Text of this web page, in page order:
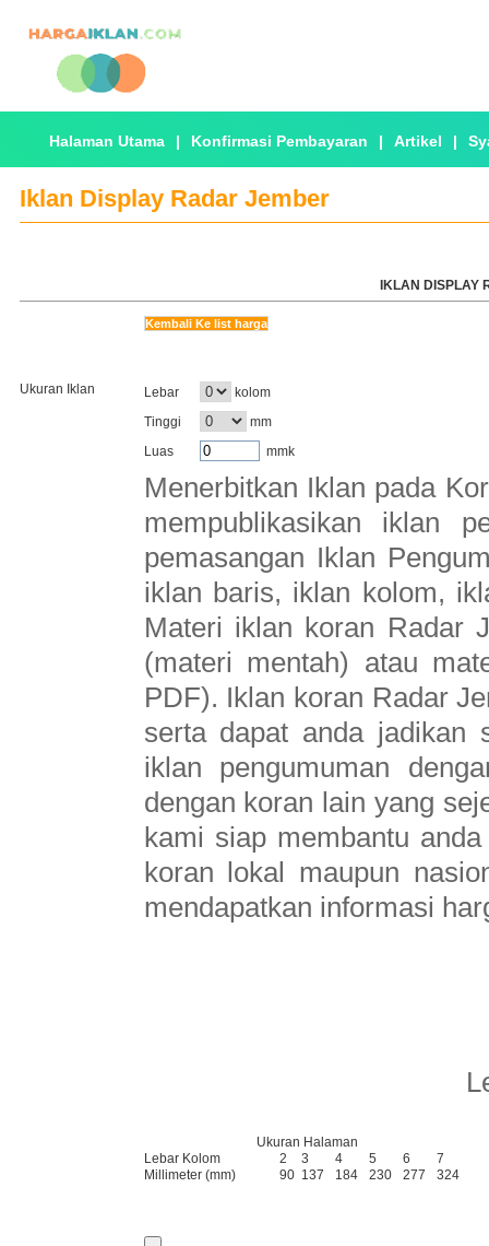
Halaman Utama | Konfirmasi Pembayaran | Artikel |
Iklan Display Radar Jember
IKLAN DISPLAY
Kembali Ke list harga
Ukuran Iklan Lebar
kolom
Tinggi
mm
Luas
mmk
Menerbitkan Iklan pada
mempublikasikan iklan
pemasangan Iklan
iklan baris, iklan kolom,
Materi iklan koran Radar
(materi mentah) atau
PDF). Iklan koran Radar
serta dapat anda jadikan
iklan pengumuman
dengan koran lain yang
kami siap membantu
koran lokal maupun
mendapatkan informasi
Ukuran Halaman
Lebar Kolom
2 3 4 5 6
7
Millimeter (mm)
90 137 184 230 277 324